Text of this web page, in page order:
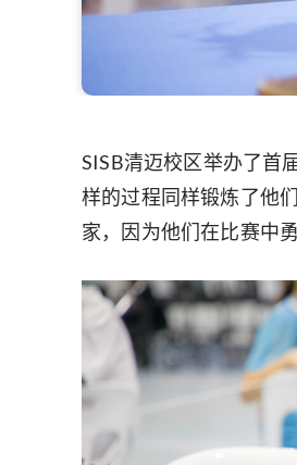
SISB清迈校区举办了首
样的过程同样锻炼了他
家，因为他们在比赛中